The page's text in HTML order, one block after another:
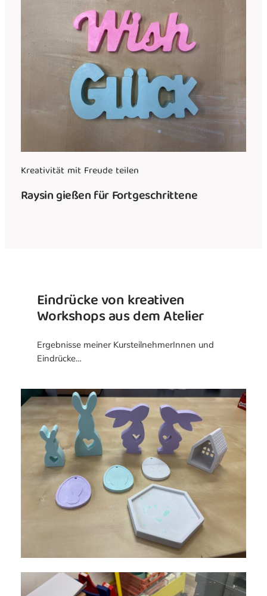
Kreativität mit Freude teilen
Raysin gießen für Fortgeschrittene
Eindrücke von kreativen
Workshops aus dem Atelier
Ergebnisse meiner KursteilnehmerInnen und
Eindrücke…